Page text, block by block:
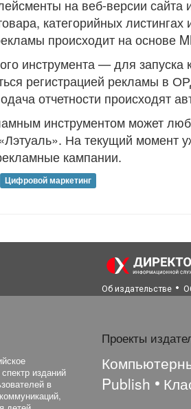
на веб-версии
категорийных
происходит на основе
инструмента — для
регистрацией рекламы в
отчетности происходят
инструментом может
На текущий момент
кампании.
Цифровой маркетинг
Об издательстве
изданий
в
Проекты
Publish